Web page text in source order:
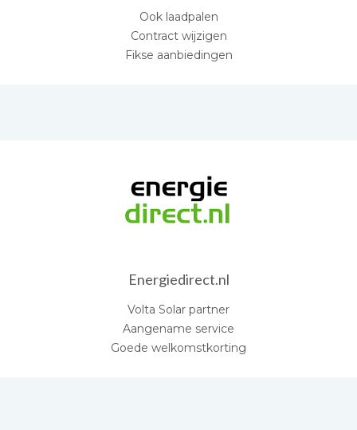
Ook laadpalen
Contract wijzigen
Fikse aanbiedingen
Energiedirect.nl
Volta Solar partner
Aangename service
Goede welkomstkorting